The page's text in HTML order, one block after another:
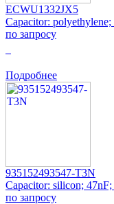
ECWU1332JX5
Capacitor:
по запросу
Подробнее
935152493547-T3N
Capacitor: silicon;
по запросу